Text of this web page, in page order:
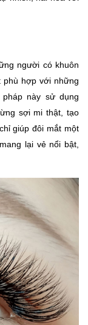
người có khuôn
phù hợp với những
này sử dụng
sợi mi thật, tạo
giúp đôi mắt một
lại vẻ nổi bật,